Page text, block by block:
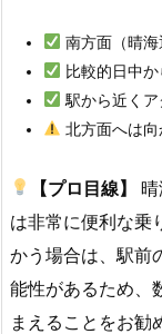
南方面（晴
比較的日中
駅から近く
北方面へは向
【プロ目線】
は非常に便利な乗
かう場合は、駅前
能性があるため、
まえることをお勧